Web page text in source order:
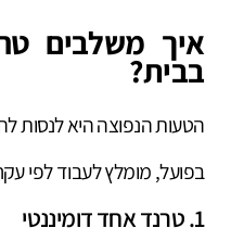
איך משלבים
בבית?
הטעות הנפוצה היא לנסות
בפועל, מומלץ לעבוד לפי
1. טרנד אחד דומיננטי